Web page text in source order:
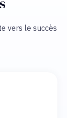
vers le succès